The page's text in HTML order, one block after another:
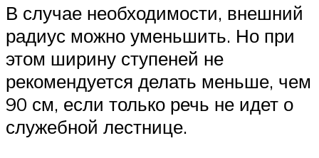
В случае необходимости, внешний
радиус можно уменьшить. Но при
этом ширину ступеней не
рекомендуется делать меньше, чем
90 см, если только речь не идет о
служебной лестнице.